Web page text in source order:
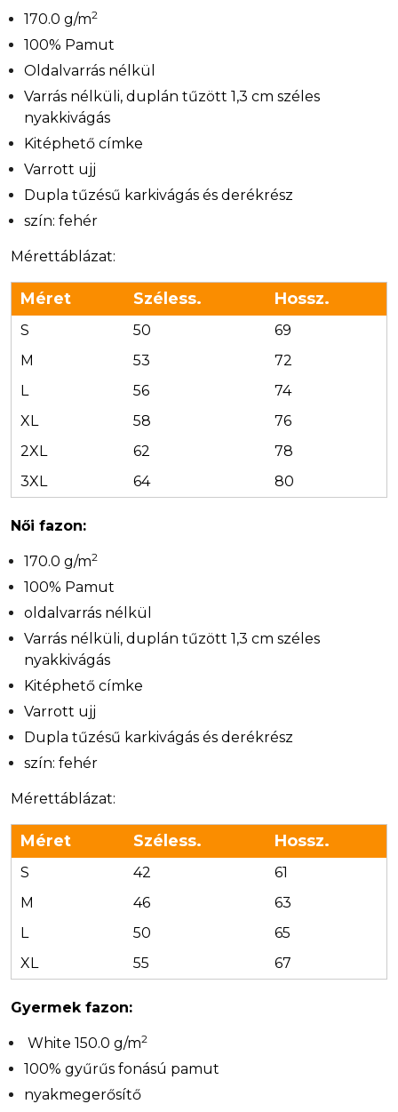
170.0 g/m2
100% Pamut
Oldalvarrás nélkül
Varrás nélküli, duplán tűzött 1,3 cm széles
nyakkivágás
Kitéphető címke
Varrott ujj
Dupla tűzésű karkivágás és derékrész
szín: fehér
Mérettáblázat:
Méret Széless. Hossz.
S 50
69
M
53
72
L
56
74
XL
58
76
2XL
62
78
3XL
64 80
Női fazon:
170.0 g/m2
100% Pamut
oldalvarrás nélkül
Varrás nélküli, duplán tűzött 1,3 cm széles
nyakkivágás
Kitéphető címke
Varrott ujj
Dupla tűzésű karkivágás és derékrész
szín: fehér
Mérettáblázat:
Méret Széless. Hossz.
S 42
61
M
46
63
L
50
65
XL
55 67
Gyermek fazon:
White 150.0 g/m2
100% gyűrűs fonású pamut
nyakmegerősítő